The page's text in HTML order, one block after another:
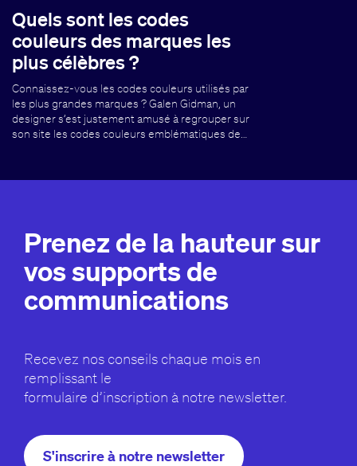
Quels sont les codes
couleurs des marques les
plus célèbres ?
Connaissez-vous les codes couleurs utilisés par
les plus grandes marques ? Galen Gidman, un
designer s’est justement amusé à regrouper sur
son site les codes couleurs emblématiques de…
Prenez de la hauteur sur
vos supports de
communications
Recevez nos conseils chaque mois en
remplissant le
formulaire d’inscription à notre newsletter.
S'inscrire à notre newsletter